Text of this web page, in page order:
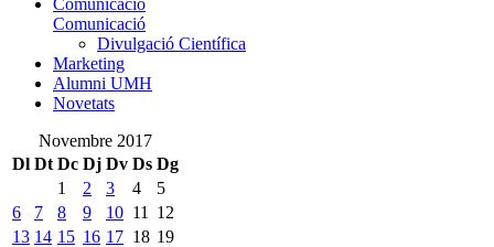
Comunicació
Divulgació Científica
Marketing
Alumni UMH
Novetats
Novembre 2017
Dl Dt Dc Dj Dv Ds Dg
1
2 3 4
5
6
7 8 9 10 11
12
13 14 15 16 17 18 19